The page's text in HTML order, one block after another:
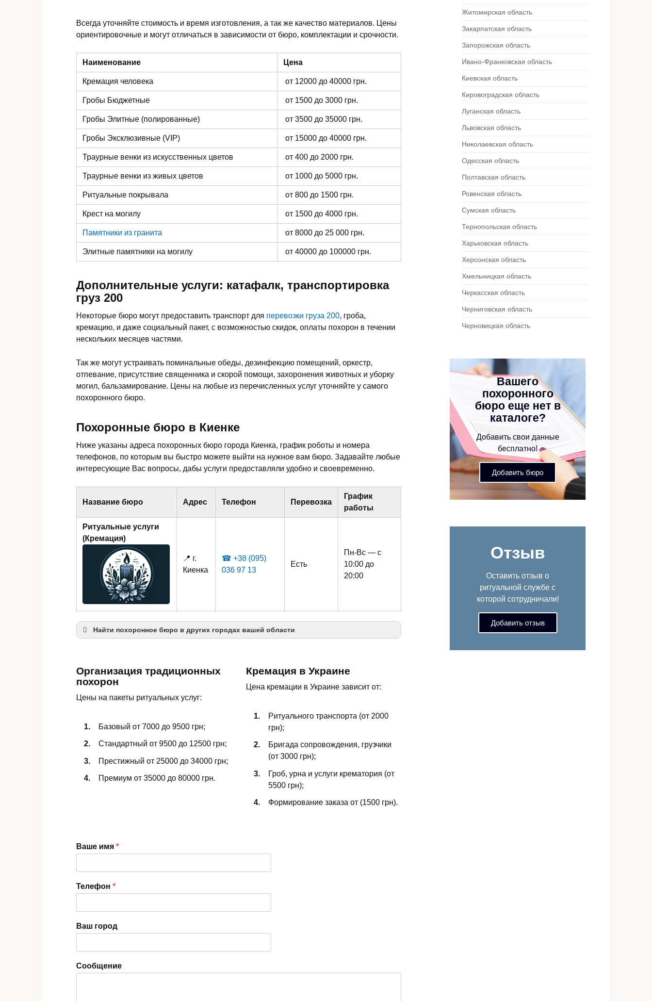
Всегда уточняйте стоимость и время изготовления, а так же качество материалов. Цены
ориентировочные и могут отличаться в зависимости от бюро, комплектации и срочности.
Наименование Цена
Кремация человека от 12000 до 40000 грн.
Гробы Бюджетные от 1500 до 3000 грн.
Гробы Элитные (полированные) от 3500 до 35000 грн.
Гробы Эксклюзивные (VIP) от 15000 до 40000 грн.
Траурные венки из искусственных цветов от 400 до 2000 грн.
Траурные венки из живых цветов от 1000 до 5000 грн.
Ритуальные покрывала от 800 до 1500 грн.
Крест на могилу от 1500 до 4000 грн.
Памятники из гранита от 8000 до 25 000 грн.
Элитные памятники на могилу от 40000 до 100000 грн.
Дополнительные услуги: катафалк, транспортировка
груз 200
Некоторые бюро могут предоставить транспорт для перевозки груза 200, гроба,
кремацию, и даже социальный пакет, с возможностью скидок, оплаты похорон в течении
нескольких месяцев частями.
Так же могут устраивать поминальные обеды, дезинфекцию помещений, оркестр,
отпевание, присутствие священника и скорой помощи, захоронения животных и уборку
могил, бальзамирование. Цены на любые из перечисленных услуг уточняйте у самого
похоронного бюро.
Похоронные бюро в Киенке
Ниже указаны адреса похоронных бюро города Киенка, график роботы и номера
телефонов, по которым вы быстро можете выйти на нужное вам бюро. Задавайте любые
интересующие Вас вопросы, дабы услуги предоставляли удобно и своевременно.
Название бюро Адрес Телефон Перевозка
График
работы
Ритуальные услуги
(Кремация)
📍 г.
Киенка
☎ +38 (095)
036 97 13
Есть
Пн-Вс — с
10:00 до
20:00
Найти похоронное бюро в других городах вашей области
Нежин
Организация традиционных
похорон
Цены на пакеты ритуальных услуг:
Базовый от 7000 до 9500 грн;
Стандартный от 9500 до 12500 грн;
Престижный от 25000 до 34000 грн;
Премиум от 35000 до 80000 грн.
Кремация в Украине
Цена кремации в Украине зависит от:
Ритуального транспорта (от 2000
грн);
Бригада сопровождения, грузчики
(от 3000 грн);
Гроб, урна и услуги крематория (от
5500 грн);
Формирование заказа от (1500 грн).
Ваше имя *
Телефон *
Ваш город
Сообщение
Житомирская область
Закарпатская область
Запорожская область
Ивано-Франковская область
Киевская область
Кировоградская область
Луганская область
Львовская область
Николаевская область
Одесская область
Полтавская область
Ровенская область
Сумская область
Тернопольская область
Харьковская область
Херсонская область
Хмельницкая область
Черкасская область
Черниговская область
Черновицкая область
Вашего
похоронного
бюро еще нет в
каталоге?
Добавить свои данные
бесплатно!
Добавить бюро
Отзыв
Оставить отзыв о
ритуальной службе с
которой сотрудничали!
Добавить отзыв